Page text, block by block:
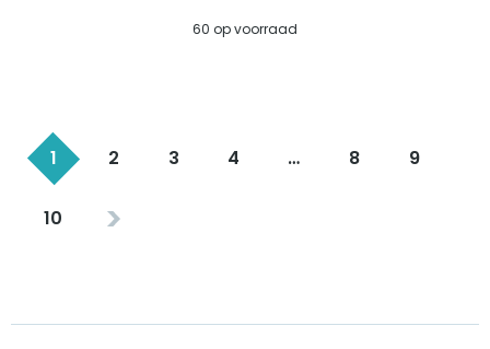
60 op voorraad
1 2 3 4 … 8 9
10